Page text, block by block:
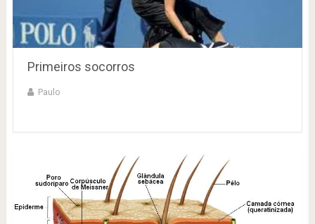
Primeiros socorros
Paulo